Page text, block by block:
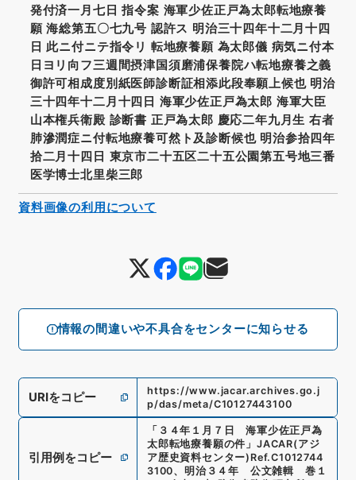
情報の間違いや不具合をセンターに知らせる
発付済一月七日 指令案 海軍少佐正戸為太郎転地療養
願 海総第五〇七九号 認許ス 明治三十四年十二月十四
日 此ニ付ニテ指令リ 転地療養願 為太郎儀 病気ニ付本
日ヨリ向フ三週間摂津国須磨浦保養院ハ転地療養之義
御許可相成度別紙医師診断証相添此段奉願上候也 明治
三十四年十二月十四日 海軍少佐正戸為太郎 海軍大臣
山本権兵衛殿 診断書 正戸為太郎 慶応二年九月生 右者
肺滲潤症ニ付転地療養可然ト及診断候也 明治参拾四年
拾二月十四日 東京市二十五区二十五公園第五号地三番
医学博士北里柴三郎
URIをコピー
https://www.jacar.archives.go.j
p/das/meta/C10127443100
引用例をコピー
「 ３４年１月７日 海軍少佐正戸為
太郎転地療養願の件 」 JACAR(アジ
ア歴史資料センター) Ref.C1012744
3100、 明治３４年 公文雑輯 巻１
資料画像の利用について